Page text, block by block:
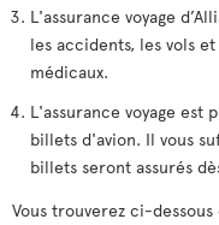
L'assurance voyage
les accidents, les vols
médicaux.
L'assurance voyage est
billets d'avion. Il vous
billets seront assurés
Vous trouverez ci-